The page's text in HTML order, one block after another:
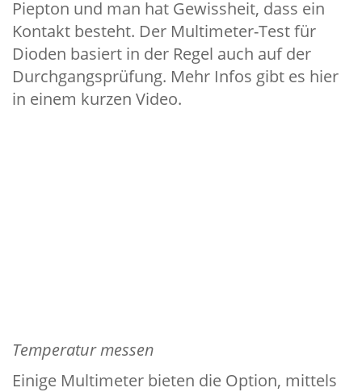
Piepton und man hat Gewissheit, dass ein
Kontakt besteht. Der Multimeter-Test für
Dioden basiert in der Regel auch auf der
Durchgangsprüfung. Mehr Infos gibt es hier
in einem kurzen Video.
Temperatur messen
Einige Multimeter bieten die Option, mittels